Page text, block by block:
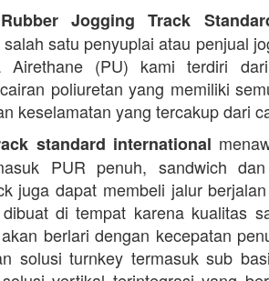
Jogging Track
satu penyuplai atau penjual
Airethane (PU) kami terdiri
poliuretan yang memiliki
keselamatan yang tercakup dari
standard international
PUR penuh, sandwich dan
juga dapat membeli jalur
di tempat karena kualitas
berlari dengan kecepatan
solusi turnkey termasuk sub